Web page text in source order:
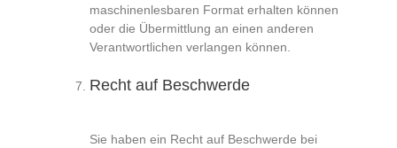
maschinenlesbaren Format erhalten können
oder die Übermittlung an einen anderen
Verantwortlichen verlangen können.
Recht auf Beschwerde
Sie haben ein Recht auf Beschwerde bei